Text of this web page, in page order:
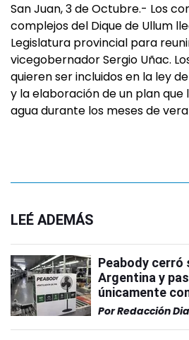
San Juan, 3 de Octubre.- Los
complejos del Dique de Ullum
Legislatura provincial para
vicegobernador Sergio Uñac.
quieren ser incluidos en la ley
y la elaboración de un plan
agua durante los meses de
LEÉ ADEMÁS
Peabody cerró
Argentina y
únicamente
PorRedacción